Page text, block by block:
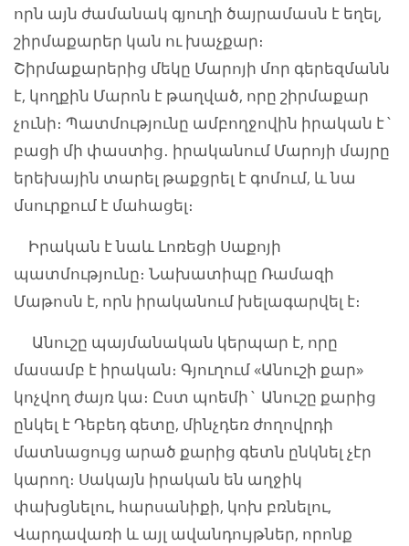
որն այն ժամանակ գյուղի ծայրամասն է եղել,
շիրմաքարեր կան ու խաչքար։
Շիրմաքարերից մեկը Մարոյի մոր գերեզմանն
է, կողքին Մարոն է թաղված, որը շիրմաքար
չունի։ Պատմությունը ամբողջովին իրական է`
բացի մի փաստից․ իրականում Մարոյի մայրը
երեխային տարել թաքցրել է գոմում, և նա
մսուրքում է մահացել։
Իրական է նաև Լոռեցի Սաքոյի
պատմությունը։ Նախատիպը Ռամազի
Մաթոսն է, որն իրականում խելագարվել է։
Անուշը պայմանական կերպար է, որը
մասամբ է իրական։ Գյուղում «Անուշի քար»
կոչվող ժայռ կա։ Ըստ պոեմի` Անուշը քարից
ընկել է Դեբեդ գետը, մինչդեռ ժողովրդի
մատնացույց արած քարից գետն ընկնել չէր
կարող։ Սակայն իրական են աղջիկ
փախցնելու, հարսանիքի, կոխ բռնելու,
Վարդավառի և այլ ավանդույթներ, որոնք